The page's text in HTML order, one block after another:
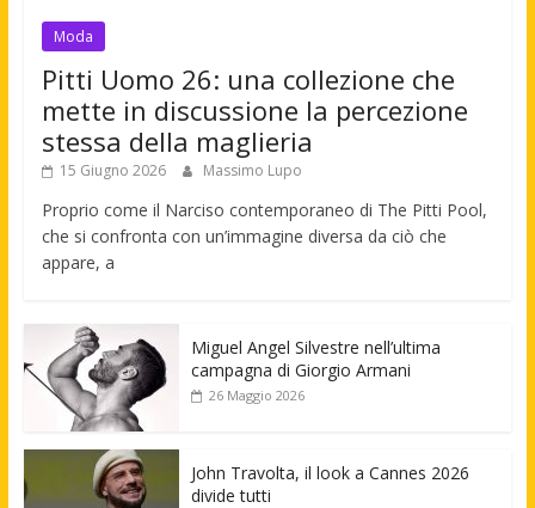
Moda
Pitti Uomo 26: una collezione che
mette in discussione la percezione
stessa della maglieria
15 Giugno 2026 Massimo Lupo
Proprio come il Narciso contemporaneo di The Pitti Pool,
che si confronta con un’immagine diversa da ciò che
appare, a
Miguel Angel Silvestre nell’ultima
campagna di Giorgio Armani
26 Maggio 2026
John Travolta, il look a Cannes 2026
divide tutti